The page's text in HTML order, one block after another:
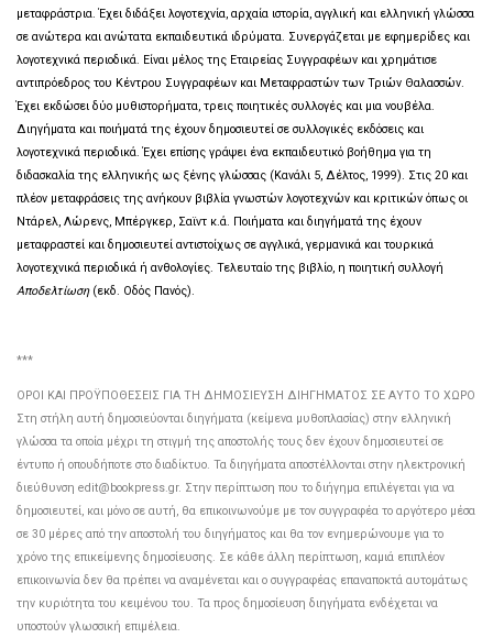
μεταφράστρια. Έχει διδάξει λογοτεχνία, αρχαία ιστορία, αγγλική και ελληνική γλώσσα
σε ανώτερα και ανώτατα εκπαιδευτικά ιδρύματα. Συνεργάζεται με εφημερίδες και
λογοτεχνικά περιοδικά. Είναι μέλος της Εταιρείας Συγγραφέων και χρημάτισε
αντιπρόεδρος του Κέντρου Συγγραφέων και Μεταφραστών των Τριών Θαλασσών.
Έχει εκδώσει δύο μυθιστορήματα, τρεις ποιητικές συλλογές και μια νουβέλα.
Διηγήματα και ποιήματά της έχουν δημοσιευτεί σε συλλογικές εκδόσεις και
λογοτεχνικά περιοδικά. Έχει επίσης γράψει ένα εκπαιδευτικό βοήθημα για τη
διδασκαλία της ελληνικής ως ξένης γλώσσας (Κανάλι 5, Δέλτος, 1999). Στις 20 και
πλέον μεταφράσεις της ανήκουν βιβλία γνωστών λογοτεχνών και κριτικών όπως οι
Ντάρελ, Λώρενς, Μπέργκερ, Σαϊντ κ.ά. Ποιήματα και διηγήματά της έχουν
μεταφραστεί και δημοσιευτεί αντιστοίχως σε αγγλικά, γερμανικά και τουρκικά
λογοτεχνικά περιοδικά ή ανθολογίες. Τελευταίο της βιβλίο, η ποιητική συλλογή
Αποδελτίωση(εκδ. Οδός Πανός).
***
ΟΡΟΙ ΚΑΙ ΠΡΟΫΠΟΘΕΣΕΙΣ ΓΙΑ ΤΗ ΔΗΜΟΣΙΕΥΣΗ ΔΙΗΓΗΜΑΤΟΣ ΣΕ ΑΥΤΟ ΤΟ ΧΩΡΟ
Στη στήλη αυτή δημοσιεύονται διηγήματα (κείμενα μυθοπλασίας) στην ελληνική
γλώσσα τα οποία μέχρι τη στιγμή της αποστολής τους δεν έχουν δημοσιευτεί σε
έντυπο ή οπουδήποτε στο διαδίκτυο. Τα διηγήματα αποστέλλονται στην ηλεκτρονική
διεύθυνση edit@bookpress.gr. Στην περίπτωση που το διήγημα επιλέγεται για να
δημοσιευτεί, και μόνο σε αυτή, θα επικοινωνούμε με τον συγγραφέα το αργότερο μέσα
σε 30 μέρες από την αποστολή του διηγήματος και θα τον ενημερώνουμε για το
χρόνο της επικείμενης δημοσίευσης. Σε κάθε άλλη περίπτωση, καμιά επιπλέον
επικοινωνία δεν θα πρέπει να αναμένεται και ο συγγραφέας επαναποκτά αυτομάτως
την κυριότητα του κειμένου του. Τα προς δημοσίευση διηγήματα ενδέχεται να
υποστούν γλωσσική επιμέλεια.